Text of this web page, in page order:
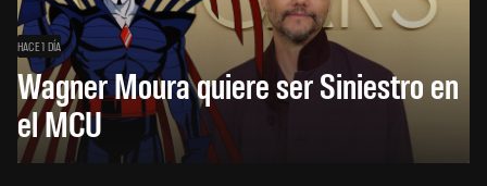
HACE 1 DÍA
Wagner Moura quiere ser Siniestro en
el MCU